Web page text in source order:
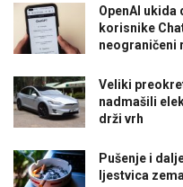
OpenAI ukida
korisnike
neograničeni
Veliki
nadmašili
drži vrh
Pušenje i
ljestvica